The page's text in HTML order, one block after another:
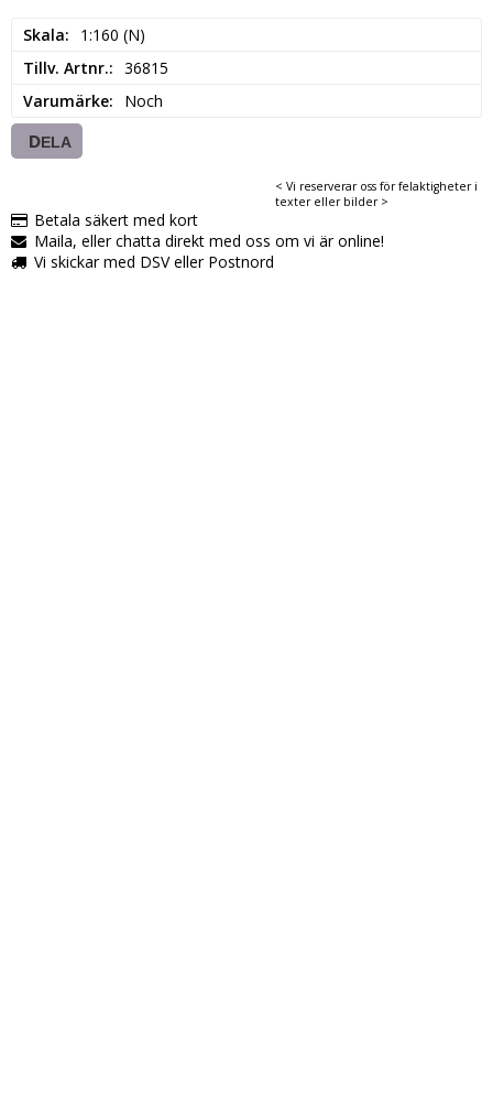
Skala
1:160 (N)
Tillv. Artnr.
36815
Varumärke
Noch
DELA
Betala säkert med kort
Maila, eller chatta direkt med oss om vi är online!
Vi skickar med DSV eller Postnord
< Vi reserverar oss för felaktigheter i
texter eller bilder >